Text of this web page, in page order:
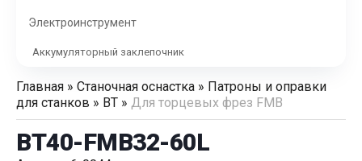
Электроинструмент
Аккумуляторный заклепочник
Главная » Станочная оснастка » Патроны и оправки
для станков » BT » Для торцевых фрез FMB
BT40-FMB32-60L